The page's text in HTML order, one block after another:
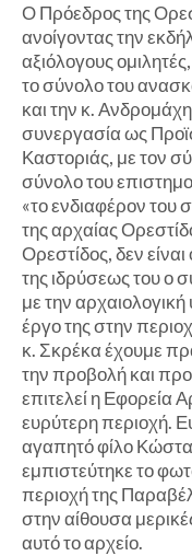
Ο Πρόεδρος της
ανοίγοντας την
αξιόλογους
το σύνολο του
και την κ.
συνεργασία ως
Καστοριάς, με τον
σύνολο του
«το ενδιαφέρον του
της αρχαίας
Ορεστίδος, δεν
της ιδρύσεως του ο
με την
έργο της στην
κ. Σκρέκα έχουμε
την προβολή και
επιτελεί η Εφορεία
ευρύτερη περιοχή.
αγαπητό φίλο Κώστα
εμπιστεύτηκε το
περιοχή της
στην αίθουσα
αυτό το αρχείο.